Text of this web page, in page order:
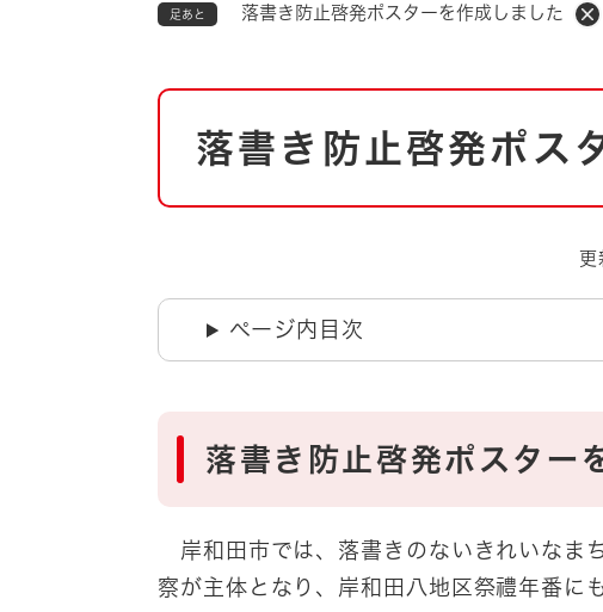
ごみ・衛生・動物 救急・消防
防災・防犯 上水道・下水道
自然・環境・公園
男女共同参画
地域コミュニティ・ボラン
市
市
足あと 落書き防止啓発ポスターを作成しました
本
落書き防止啓発ポス
ページ内目次
落書き防止啓発ポスター
岸和田市では、落書きのないきれいなま
察が主体となり、岸和田八地区祭禮年番に